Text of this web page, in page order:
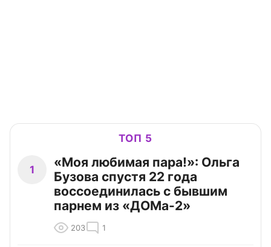
ТОП 5
1
«Моя любимая пара!»: Ольга
Бузова спустя 22 года
воссоединилась с бывшим
парнем из «ДОМа-2»
203 1